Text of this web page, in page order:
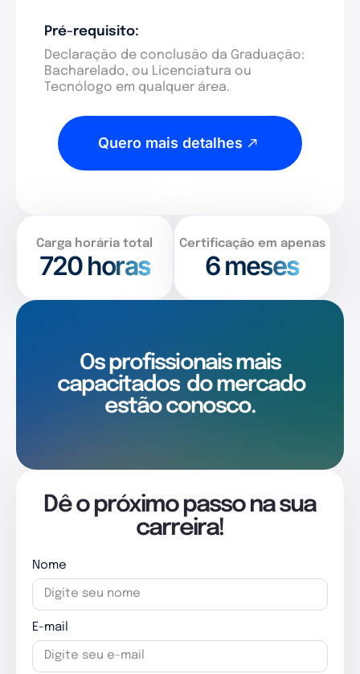
Pré-requisito:
Declaração de conclusão da Graduação:
Bacharelado, ou Licenciatura ou
Tecnólogo em qualquer área.
Quero mais detalhes
Carga horária total
720horas
Certificação em apenas
6 meses
Os profissionais mais
capacitados do mercado
estão conosco.
Dê o próximo passo na sua
carreira!
Nome
E-mail